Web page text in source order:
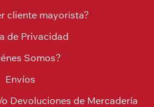
cliente mayorista?
de Privacidad
Somos?
Envíos
Devoluciones de Mercadería